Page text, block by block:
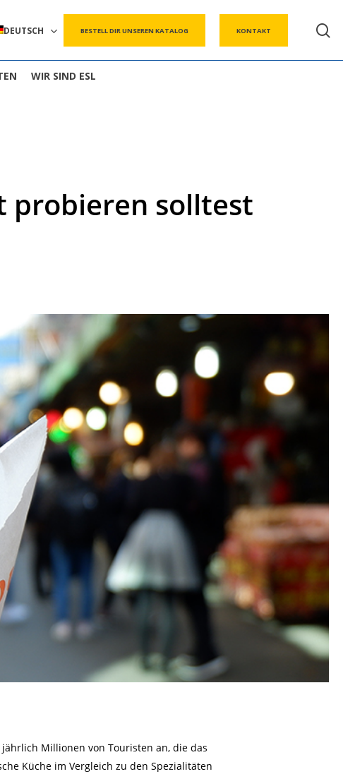
DEUTSCH BESTELL DIR UNSEREN KATALOG KONTAKT
WIR SIND ESL
probieren solltest
Millionen von Touristen an, die das
Küche im Vergleich zu den Spezialitäten